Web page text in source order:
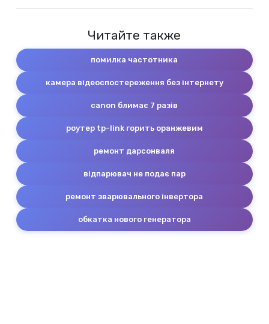
Читайте также
помилка частотника
камера відеоспостереження без інтернету
canon блимає 7 разів
роутер tp-link горить оранжевим
ремонт дарсонваля
відпарювач не подає пар
ремонт зварювального інвертора
обкатка нового генератора